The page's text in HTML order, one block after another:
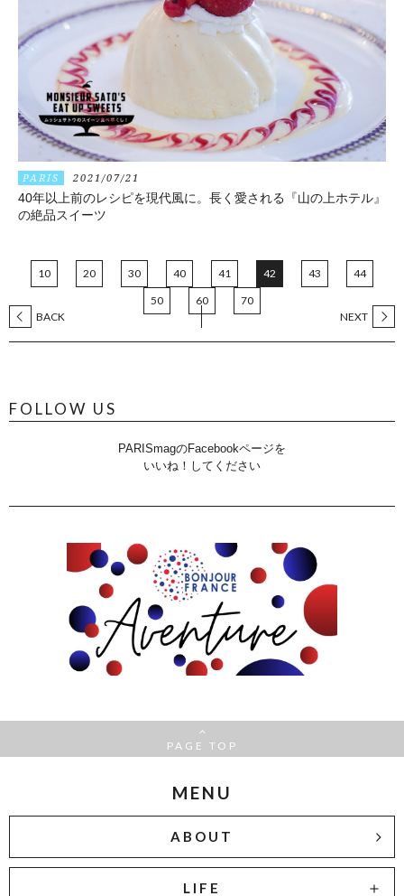
PARIS 2021/07/21
40年以上前のレシピを現代風に。長く愛される『山の上ホテル』
の絶品スイーツ
BACK
10 20 30 40 41 42 43
44
50
60
70
NEXT
FOLLOW US
PARISmagのFacebookページを
いいね！してください
PAGE TOP
MENU
ABOUT
LIFE